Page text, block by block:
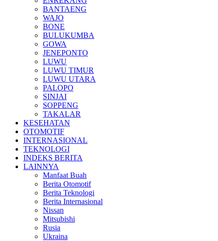
BANTAENG
WAJO
BONE
BULUKUMBA
GOWA
JENEPONTO
LUWU
LUWU TIMUR
LUWU UTARA
PALOPO
SINJAI
SOPPENG
TAKALAR
KESEHATAN
OTOMOTIF
INTERNASIONAL
TEKNOLOGI
INDEKS BERITA
LAINNYA
Manfaat Buah
Berita Otomotif
Berita Teknologi
Berita Internasional
Nissan
Mitsubishi
Rusia
Ukraina